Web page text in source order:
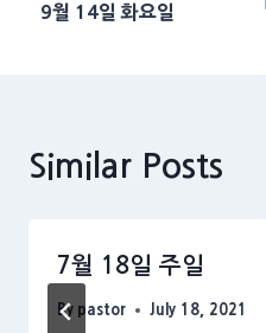
navigation
9월 14일 화요일
Similar Posts
7월 18일 주일
By pastor July 18, 2021